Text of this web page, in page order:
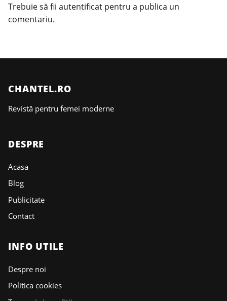
Trebuie să fii autentificat pentru a publica un
comentariu.
CHANTEL.RO
Revistă pentru femei moderne
DESPRE
Acasa
Blog
Publicitate
Contact
INFO UTILE
Despre noi
Politica cookies